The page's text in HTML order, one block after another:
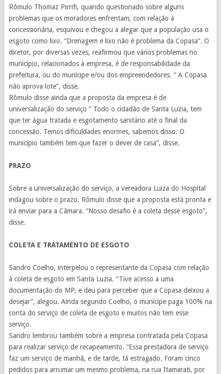
Rômulo Thomaz Pirrifi, quando questionado sobre alguns
problemas que os moradores enfrentam, com relação à
concessionária, esquivou e chegou a alegar que a população usa o
esgoto como lixo. “Drenagem e lixo não é problema da Copasa”. O
diretor, por diversas vezes, reafirmou que vários problemas no
município, relacionados à empresa, é de responsabilidade da
prefeitura, ou do munícipe e/ou dos empreendedores. ” A Copasa
não aprova lote”, disse.
Rômulo disse ainda que a proposta da empresa é de
universalização do serviço ” Todo o cidadão de Santa Luzia, tem
que ter água tratada e esgotamento sanitário até o final da
concessão. Temos dificuldades enormes, sabemos disso. O
município também tem que fazer o dever de casa”, disse.
PRAZO
Sobre a universalização do serviço, a vereadora Luiza do Hospital
indagou sobre o prazo. Rômulo disse que a proposta está pronta e
irá enviar para a Câmara. “Nosso desafio é a coleta desse esgoto”,
disse.
COLETA E TRATAMENTO DE ESGOTO
Sandro Coelho, interpelou o representante da Copasa com relação
à coleta de esgoto em Santa Luzia. “Tive acesso a uma
documentação do MP, e deu para perceber que a Copasa deixou a
desejar”, alegou. Ainda segundo Coelho, o munícipe paga 100% na
conta do serviço de coleta de esgoto e muitos não tem esse
serviço.
Sandro lembrou também sobre a empresa contratada pela Copasa
para realizar serviço de recapeamento. “Essa prestadora de serviço
faz um serviço de manhã, e de tarde, tá estragado. Foram cinco
pedidos para arrumar um mesmo problema, na rua Itamarati, por